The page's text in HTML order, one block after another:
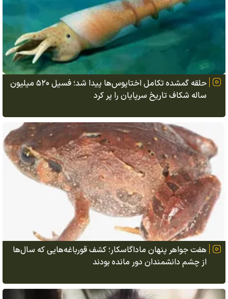
حلقه گمشده تکامل اختاپوس‌ها پیدا شد؛ فسیل ۵۲۰ میلیون
ساله شکاف تاریخ سرپایان را پر کرد
هفت جواهر پنهان ماداگاسکار؛ کشف قورباغه‌هایی که سال‌ها
از چشم دانشمندان دور مانده بودند